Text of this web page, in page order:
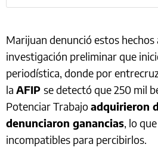
Marijuan denunció estos hechos
investigación preliminar que
periodística, donde por
la AFIP se detectó que 250 mil
Potenciar Trabajoadquirieron
denunciaron ganancias, lo
incompatibles para percibirlos.